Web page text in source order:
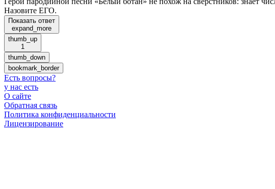
Назовите ЕГО.
Показать ответ
expand_more
thumb_up
1
thumb_down
bookmark_border
Есть вопросы?
у нас есть
О сайте
Обратная связь
Политика конфиденциальности
Лицензирование